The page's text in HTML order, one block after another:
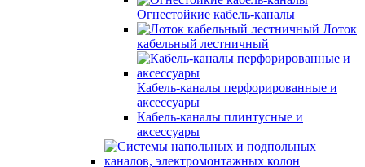
Огнестойкие кабель-каналы
Лоток
кабельный лестничный
Кабель-каналы перфорированные и
аксессуары
Кабель-каналы плинтусные и
аксессуары